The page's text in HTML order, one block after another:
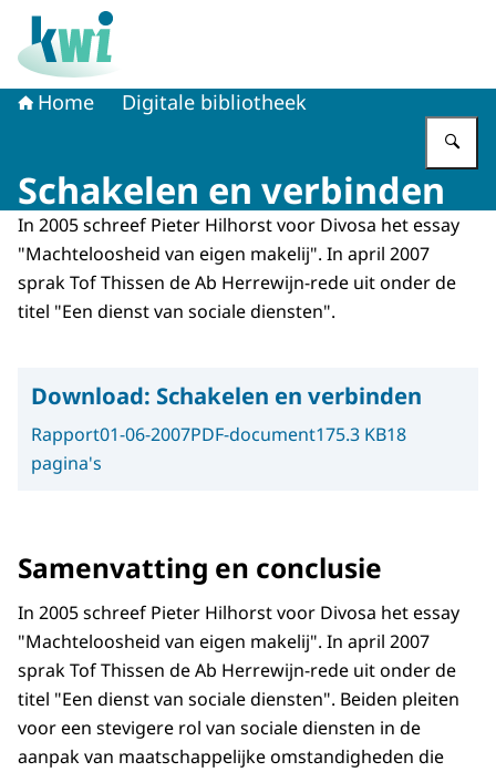
Naar de homepage van Kennisplatform Werk en
Home Digitale bibliotheek
Schakelen en verbinden
In 2005 schreef Pieter Hilhorst voor Divosa het essay
"Machteloosheid van eigen makelij". In april 2007
sprak Tof Thissen de Ab Herrewijn-rede uit onder de
titel "Een dienst van sociale diensten".
Download: Schakelen en verbinden
Rapport01-06-2007PDF-document175.3 KB18
pagina's
Samenvatting en conclusie
In 2005 schreef Pieter Hilhorst voor Divosa het essay
"Machteloosheid van eigen makelij". In april 2007
sprak Tof Thissen de Ab Herrewijn-rede uit onder de
titel "Een dienst van sociale diensten". Beiden pleiten
voor een stevigere rol van sociale diensten in de
aanpak van maatschappelijke omstandigheden die